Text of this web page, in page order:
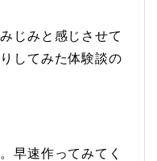
じみと感じさせて
してみた体験談の
早速作ってみてく